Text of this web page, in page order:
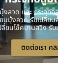
งลวด และ กระจก
ยนมุ้งลวด รับเปลี่ย
ลี่ยนโช๊คบานสวิง รั
ติดต่อเรา ค